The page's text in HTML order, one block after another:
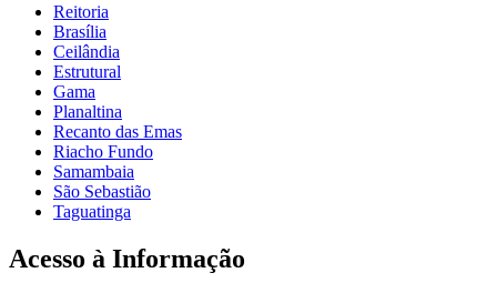
Reitoria
Brasília
Ceilândia
Estrutural
Gama
Planaltina
Recanto das Emas
Riacho Fundo
Samambaia
São Sebastião
Taguatinga
Acesso à Informação